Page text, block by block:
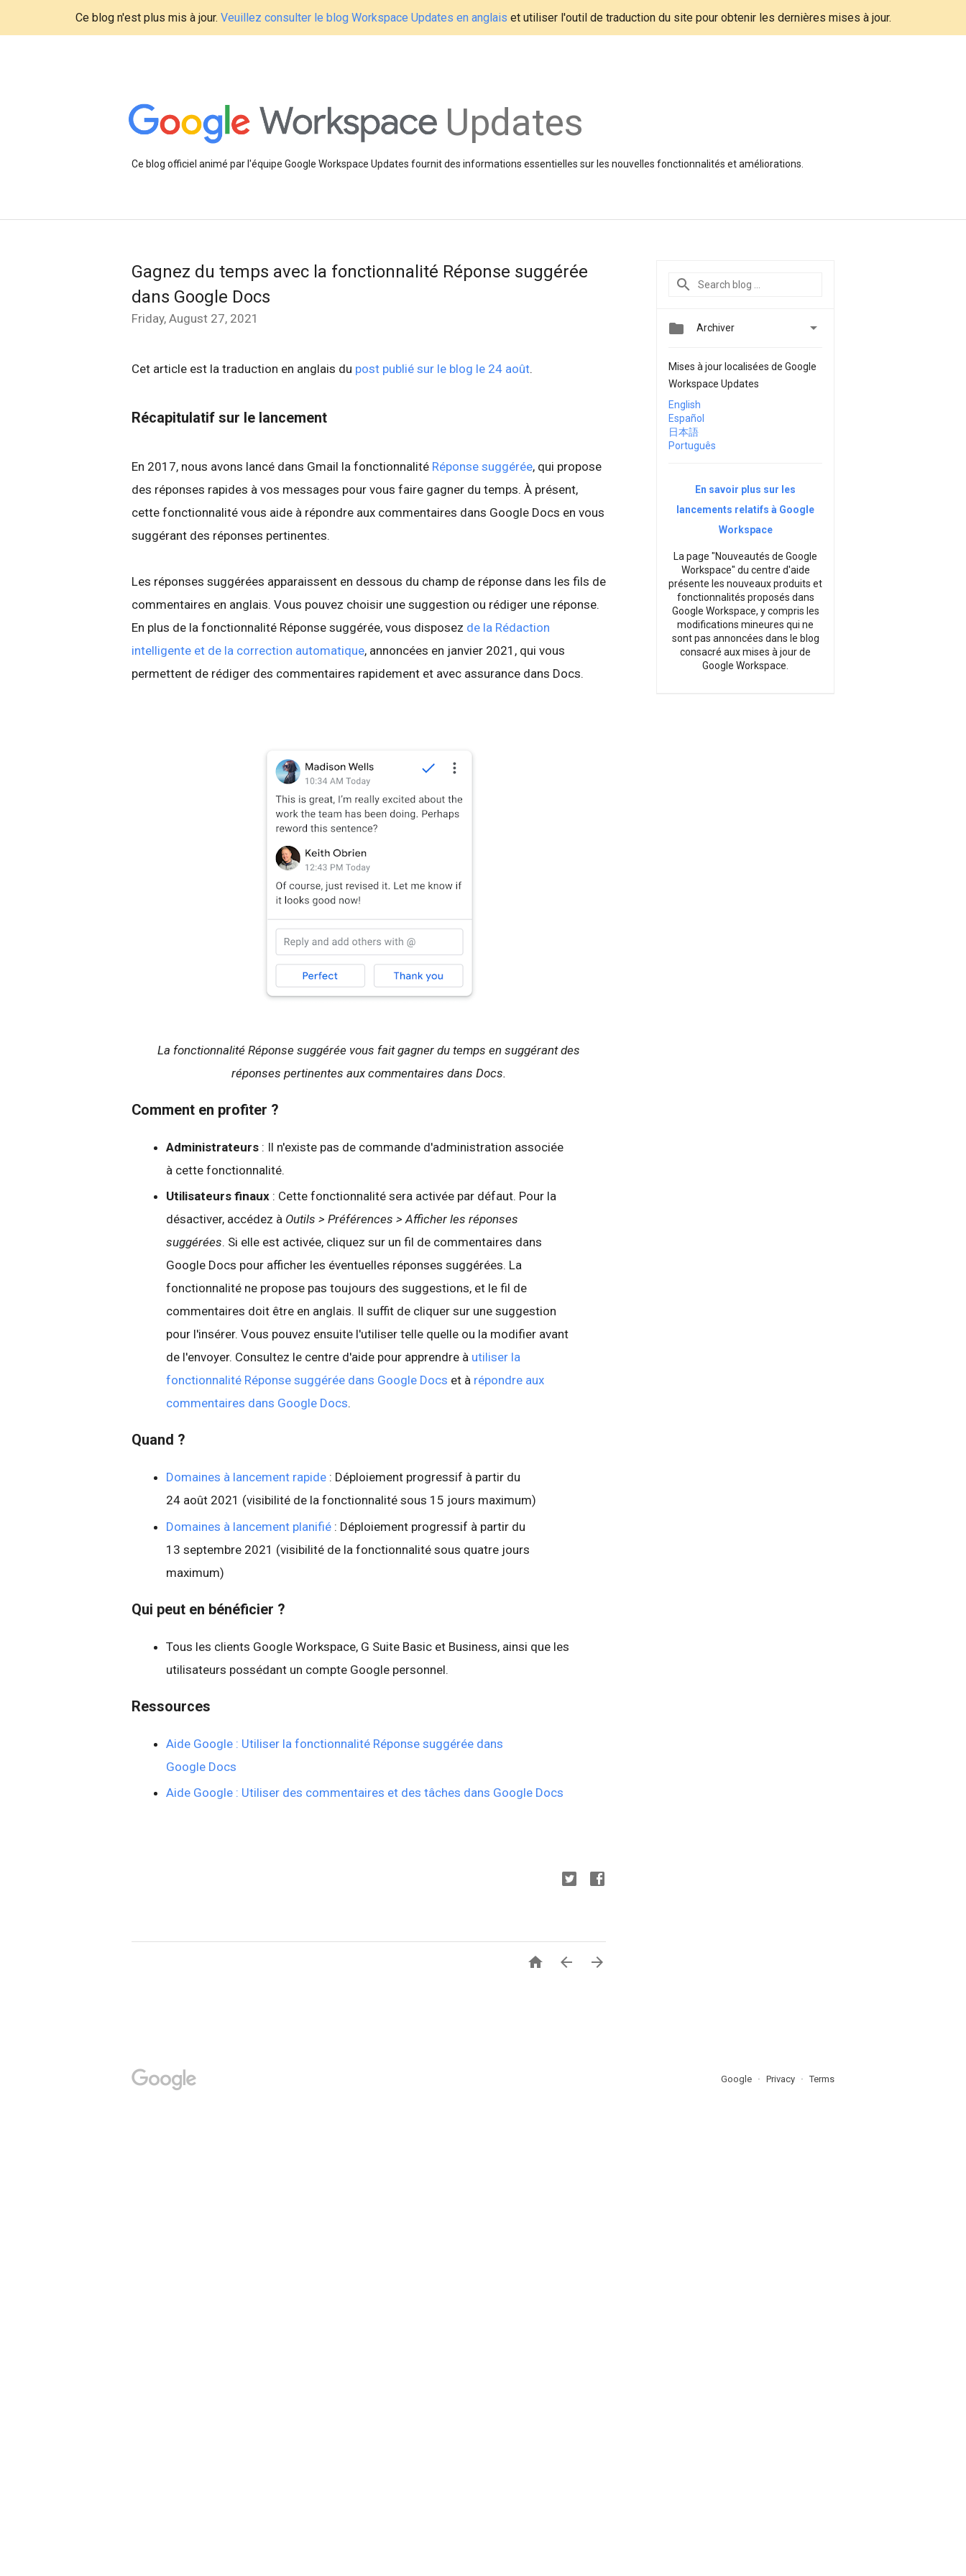
Ce blog n'est plus mis à jour. Veuillez consulter le blog Workspace Updates en anglais et utiliser l'outil de traduction du site pour obtenir les dernières mises à jour.
Updates
Ce blog officiel animé par l'équipe Google Workspace Updates fournit des informations essentielles sur les nouvelles fonctionnalités et améliorations.
Gagnez du temps avec la fonctionnalité Réponse suggérée
dans Google Docs
Friday, August 27, 2021
Cet article est la traduction en anglais du post publié sur le blog le 24 août.
Récapitulatif sur le lancement
En 2017, nous avons lancé dans Gmail la fonctionnalité Réponse suggérée, qui propose
des réponses rapides à vos messages pour vous faire gagner du temps. À présent,
cette fonctionnalité vous aide à répondre aux commentaires dans Google Docs en vous
suggérant des réponses pertinentes.
Les réponses suggérées apparaissent en dessous du champ de réponse dans les fils de
commentaires en anglais. Vous pouvez choisir une suggestion ou rédiger une réponse.
En plus de la fonctionnalité Réponse suggérée, vous disposez de la Rédaction
intelligente et de la correction automatique, annoncées en janvier 2021, qui vous
permettent de rédiger des commentaires rapidement et avec assurance dans Docs.
La fonctionnalité Réponse suggérée vous fait gagner du temps en suggérant des
réponses pertinentes aux commentaires dans Docs.
Comment en profiter ?
Administrateurs : Il n'existe pas de commande d'administration associée
à cette fonctionnalité.
Utilisateurs finaux : Cette fonctionnalité sera activée par défaut. Pour la
désactiver, accédez à Outils > Préférences > Afficher les réponses
suggérées. Si elle est activée, cliquez sur un fil de commentaires dans
Google Docs pour afficher les éventuelles réponses suggérées. La
fonctionnalité ne propose pas toujours des suggestions, et le fil de
commentaires doit être en anglais. Il suffit de cliquer sur une suggestion
pour l'insérer. Vous pouvez ensuite l'utiliser telle quelle ou la modifier avant
de l'envoyer. Consultez le centre d'aide pour apprendre à utiliser la
fonctionnalité Réponse suggérée dans Google Docs et à répondre aux
commentaires dans Google Docs.
Quand ?
Domaines à lancement rapide : Déploiement progressif à partir du
24 août 2021 (visibilité de la fonctionnalité sous 15 jours maximum)
Domaines à lancement planifié : Déploiement progressif à partir du
13 septembre 2021 (visibilité de la fonctionnalité sous quatre jours
maximum)
Qui peut en bénéficier ?
Tous les clients Google Workspace, G Suite Basic et Business, ainsi que les
utilisateurs possédant un compte Google personnel.
Ressources
Aide Google : Utiliser la fonctionnalité Réponse suggérée dans
Google Docs
Aide Google : Utiliser des commentaires et des tâches dans Google Docs
  
 Archiver 
Mises à jour localisées de Google
Workspace Updates
English
Español
日本語
Português
En savoir plus sur les
lancements relatifs à Google
Workspace
La page "Nouveautés de Google
Workspace" du centre d'aide
présente les nouveaux produits et
fonctionnalités proposés dans
Google Workspace, y compris les
modifications mineures qui ne
sont pas annoncées dans le blog
consacré aux mises à jour de
Google Workspace.
Google Privacy Terms